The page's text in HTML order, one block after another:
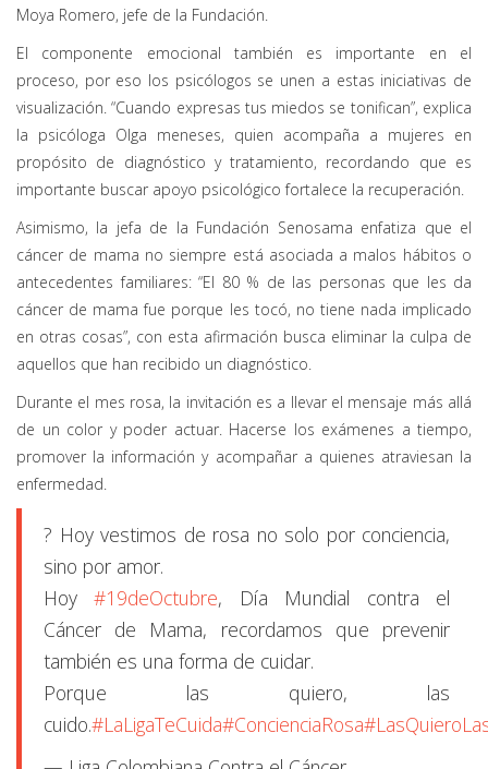
Moya Romero, jefe de la Fundación.
El componente emocional también es importante en el
proceso, por eso los psicólogos se unen a estas iniciativas de
visualización. “Cuando expresas tus miedos se tonifican”, explica
la psicóloga Olga meneses, quien acompaña a mujeres en
propósito de diagnóstico y tratamiento, recordando que es
importante buscar apoyo psicológico fortalece la recuperación.
Asimismo, la jefa de la Fundación Senosama enfatiza que el
cáncer de mama no siempre está asociada a malos hábitos o
antecedentes familiares: “El 80 % de las personas que les da
cáncer de mama fue porque les tocó, no tiene nada implicado
en otras cosas”, con esta afirmación busca eliminar la culpa de
aquellos que han recibido un diagnóstico.
Durante el mes rosa, la invitación es a llevar el mensaje más allá
de un color y poder actuar. Hacerse los exámenes a tiempo,
promover la información y acompañar a quienes atraviesan la
enfermedad.
?️ Hoy vestimos de rosa no solo por conciencia,
sino por amor.
Hoy#19deOctubre, Día Mundial contra el
Cáncer de Mama, recordamos que prevenir
también es una forma de cuidar.
Porque las quiero, las
cuido.#LaLigaTeCuida#ConcienciaRosa